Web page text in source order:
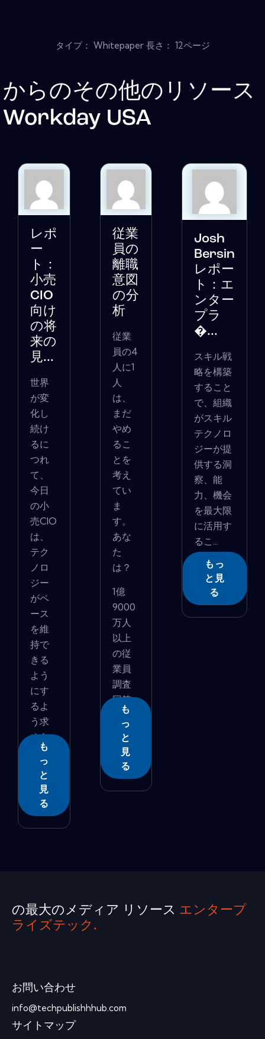
タイプ： Whitepaper 長さ： 12ページ
からのその他のリソース
Workday USA
レポ
ー
ト：
小売
CIO
向け
の将
来の
見...
世界
が変
化し
続け
るに
つれ
て、
今日
の小
売CIO
は、
テク
ノロ
ジー
がペ
ース
を維
持で
きる
よう
にす
るよ
う求
めら
れ...も
っ
と
見
る
従業
員の
離職
意図
の分
析
従業
員の4
人に1
人
は、
まだ
やめ
るこ
とを
考え
てい
ま
す。
あな
た
は？
1億
9000
万人
以上
の従
業員
調査
回答
から...
も
っ
と
見
る
Josh
Bersin
レポー
ト：エ
ンター
プラ
�...
スキル戦
略を構築
すること
で、組織
がスキル
テクノロ
ジーが提
供する洞
察、能
力、機会
を最大限
に活用す
るこ...
もっ
と見
る
の最大のメディア リソース エンタープ
ライズテック.
お問い合わせ
info@techpublishhhub.com
サイトマップ